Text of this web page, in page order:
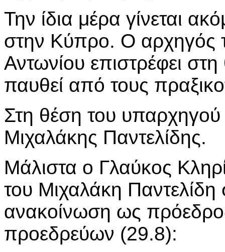
Την ίδια μέρα γίνεται
στην Κύπρο. Ο αρχηγός
Αντωνίου επιστρέφει
παυθεί από τους
Στη θέση του
Μιχαλάκης Παντελίδης.
Μάλιστα ο Γλαύκος
του Μιχαλάκη
ανακοίνωση ως
προεδρεύων (29.8):